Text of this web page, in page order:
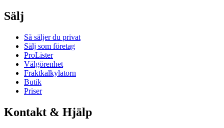
Sälj
Så säljer du privat
Sälj som företag
ProLister
Välgörenhet
Fraktkalkylatorn
Butik
Priser
Kontakt & Hjälp